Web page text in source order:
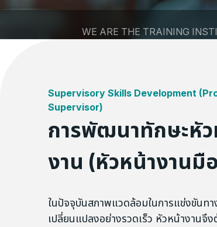
WE ARE THE TRAINING
Supervisory Skills Development
Supervisor)
การพัฒนาทักษะหัว
งาน (หัวหน้างานมื
ในปัจจุบันสภาพแวดล้อมในการแข่งขันทา
เปลี่ยนแปลงอย่างรวดเร็ว หัวหน้างานจึ